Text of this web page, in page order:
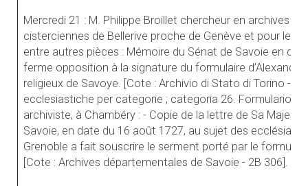
Mercredi 21 : M. Philippe Broillet chercheur en archives
cisterciennes de Bellerive proche de Genève et pour les
entre autres pièces : Mémoire du Sénat de Savoie en
ferme opposition à la signature du formulaire
religieux de Savoye. [Cote : Archivio di Stato di Torino -
ecclesiastiche per categorie ; categoria 26. Formulario
archiviste, à Chambéry : - Copie de la lettre de Sa
Savoie, en date du 16 août 1727, au sujet des
Grenoble a fait souscrire le serment porté par le
[Cote : Archives départementales de Savoie - 2B 306].